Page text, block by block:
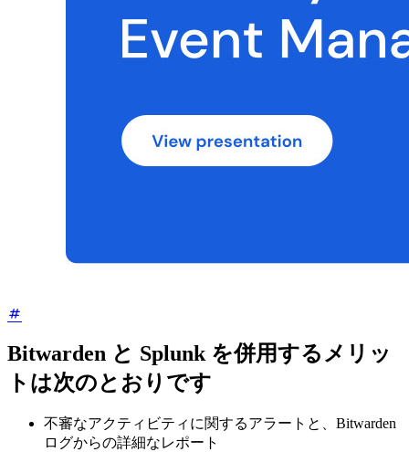
Bitwarden と Splunk を併用するメリッ
トは次のとおりです
不審なアクティビティに関するアラートと、Bitwarden
ログからの詳細なレポート